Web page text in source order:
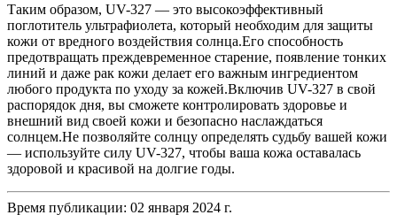
Таким образом, UV-327 — это высокоэффективный
поглотитель ультрафиолета, который необходим для защиты
кожи от вредного воздействия солнца.Его способность
предотвращать преждевременное старение, появление тонких
линий и даже рак кожи делает его важным ингредиентом
любого продукта по уходу за кожей.Включив UV-327 в свой
распорядок дня, вы сможете контролировать здоровье и
внешний вид своей кожи и безопасно наслаждаться
солнцем.Не позволяйте солнцу определять судьбу вашей кожи
— используйте силу UV-327, чтобы ваша кожа оставалась
здоровой и красивой на долгие годы.
Время публикации: 02 января 2024 г.